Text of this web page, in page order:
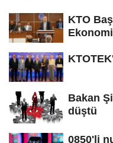
KTO
Bakan
düştü
0850'li